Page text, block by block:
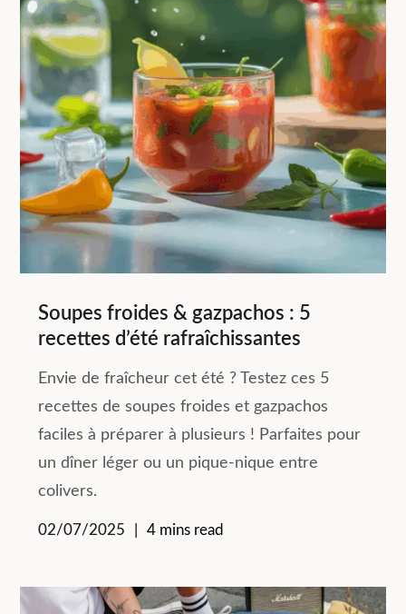
Soupes froides & gazpachos : 5
recettes d’été rafraîchissantes
Envie de fraîcheur cet été ? Testez ces 5
recettes de soupes froides et gazpachos
faciles à préparer à plusieurs ! Parfaites pour
un dîner léger ou un pique-nique entre
colivers.
02/07/2025 4 mins read